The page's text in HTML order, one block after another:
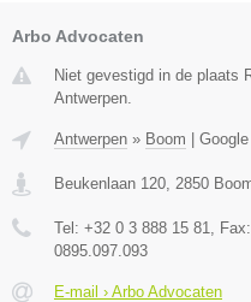
Arbo Advocaten
Niet gevestigd in de plaats
Antwerpen.
Antwerpen » Boom
Beukenlaan 120 2850
Tel: +32 0 3 888 15 81 , Fax:
0895.097.093
E-mail › Arbo Advocaten